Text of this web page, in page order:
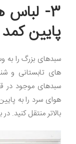
3- لباس
پایین
سبدهای بزرگ را به
های تابستانی و
سبدهای موجود در
هوای سرد را به
بالاتر منتقل کنید.